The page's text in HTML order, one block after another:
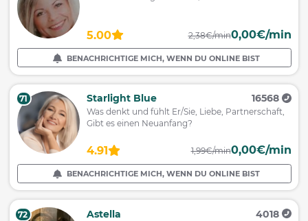
5.00 2,38€/min0,00€/min
BENACHRICHTIGE MICH, WENN DU ONLINE BIST
71 Starlight Blue 16568
Was denkt und fühlt Er/Sie, Liebe, Partnerschaft,
Gibt es einen Neuanfang?
4.91 1,99€/min0,00€/min
BENACHRICHTIGE MICH, WENN DU ONLINE BIST
72 Astella 4018